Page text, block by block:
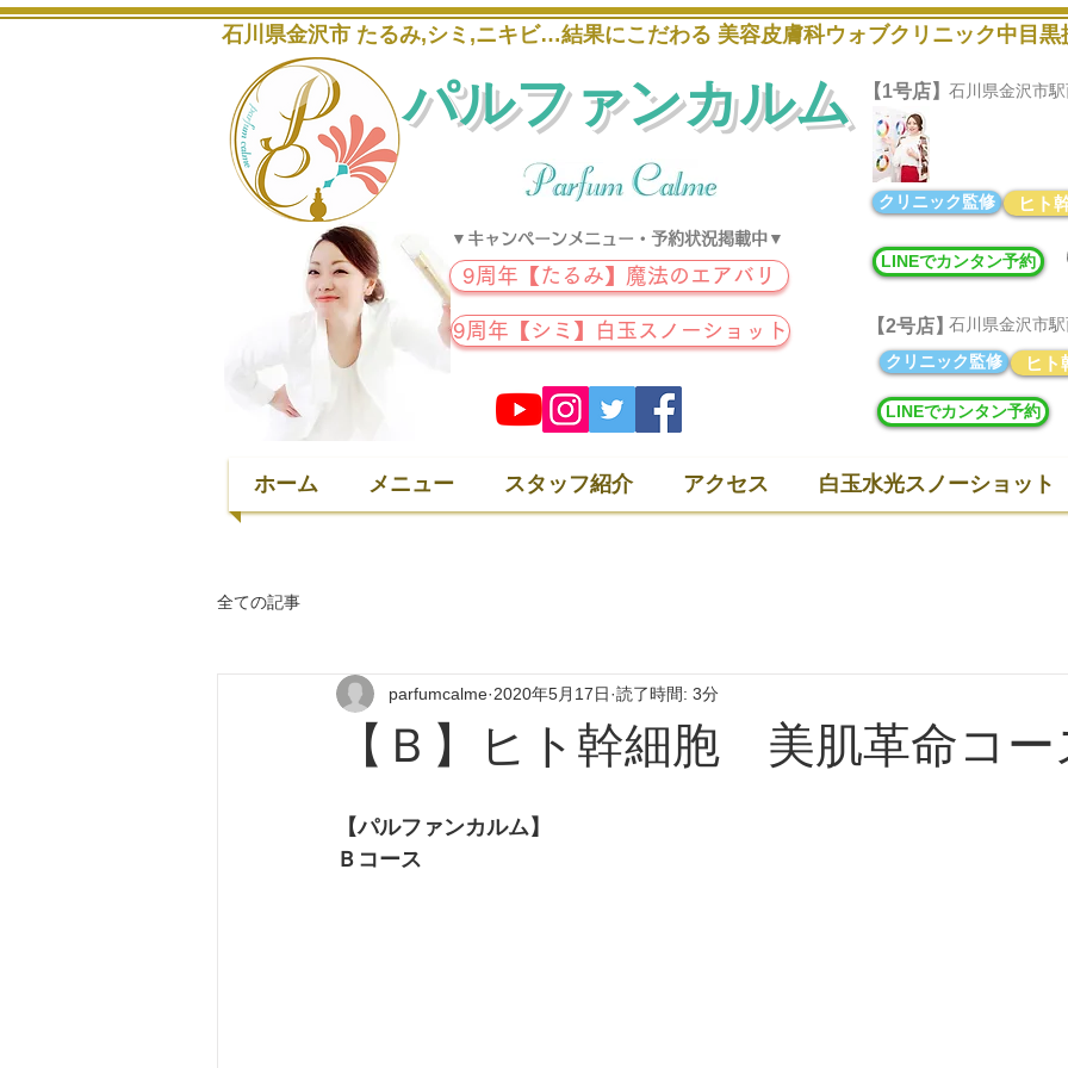
石川県金沢市 たるみ,シミ,ニキビ…結果にこだわる 美容皮膚科ウォブクリニック中目黒
パルファンカルム 石川県金沢市
【1号店】
クリニック監修 ヒト
9周年【たるみ】魔法のエアバリ
▼キャンペーンメニュー・予約状況掲載中▼
LINEでカンタン予約
石川県金沢市
【2号店】
クリニック監修 ヒト
LINEでカンタン予約
9周年【シミ】白玉スノーショット
ホーム メニュー スタッフ紹介 アクセス 白玉水光スノーショット
全ての記事
【Ｂ】ヒト幹細胞 美肌革命コー
parfumcalme 2020年5月17日 読了時間: 3分
【パルファンカルム】
Ｂコース